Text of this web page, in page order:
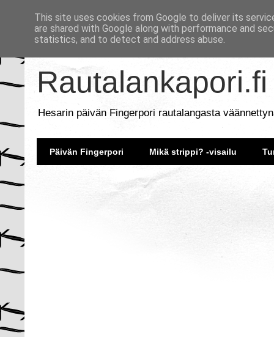
Rautalankapori.fi
Hesarin päivän Fingerpori rautalangasta
Päivän Fingerpori Mikä strippi? -visailu
This site uses cookies from Google to deliver its
are shared with Google along with performance and
statistics, and to detect and address abuse.